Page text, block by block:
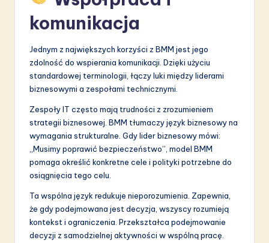
komunikacja
Jednym z największych korzyści z BMM jest jego
zdolność do wspierania komunikacji. Dzięki użyciu
standardowej terminologii, łączy luki między liderami
biznesowymi a zespołami technicznymi.
Zespoły IT często mają trudności z zrozumieniem
strategii biznesowej. BMM tłumaczy język biznesowy na
wymagania strukturalne. Gdy lider biznesowy mówi:
„Musimy poprawić bezpieczeństwo”, model BMM
pomaga określić konkretne cele i polityki potrzebne do
osiągnięcia tego celu.
Ta wspólna język redukuje nieporozumienia. Zapewnia,
że gdy podejmowana jest decyzja, wszyscy rozumieją
kontekst i ograniczenia. Przekształca podejmowanie
decyzji z samodzielnej aktywności w wspólną pracę.